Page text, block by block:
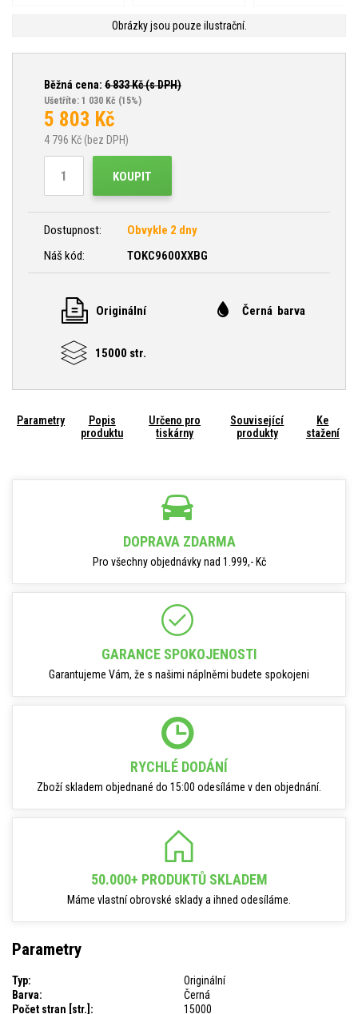
Obrázky jsou pouze ilustrační.
Běžná cena: 6 833Kč (s DPH)
Ušetříte: 1 030 Kč (15%)
5 803 Kč
4 796 Kč (bez DPH)
KOUPIT
Dostupnost:
Obvykle 2 dny
Náš kód:
TOKC9600XXBG
Originální Černá barva
15000 str.
Parametry
Popis
produktu
Určeno pro
tiskárny
Související
produkty
Ke
stažení
DOPRAVA ZDARMA
Pro všechny objednávky nad 1.999,- Kč
GARANCE SPOKOJENOSTI
Garantujeme Vám, že s našimi náplněmi budete spokojeni
RYCHLÉ DODÁNÍ
Zboží skladem objednané do 15:00 odesíláme v den objednání.
50.000+ PRODUKTŮ SKLADEM
Máme vlastní obrovské sklady a ihned odesíláme.
Parametry
Typ:
Originální
Barva:
Černá
Počet stran [str.]:
15000